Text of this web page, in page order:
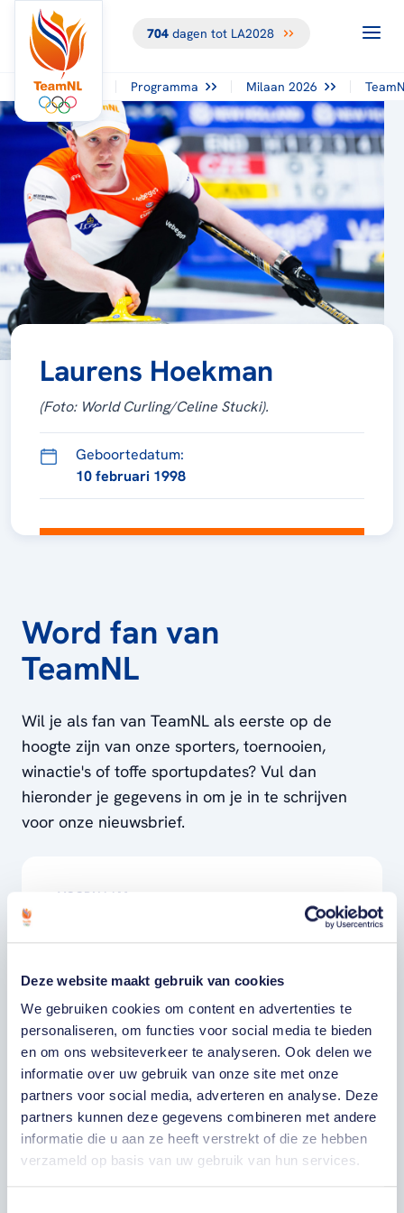
Deze website maakt gebruik van cookies
We gebruiken cookies om content en advertenties te
personaliseren, om functies voor social media te bieden
en om ons websiteverkeer te analyseren. Ook delen we
informatie over uw gebruik van onze site met onze
partners voor social media, adverteren en analyse. Deze
partners kunnen deze gegevens combineren met andere
informatie die u aan ze heeft verstrekt of die ze hebben
verzameld op basis van uw gebruik van hun services.
704dagen tot LA2028
Programma Milaan 2026
Laurens Hoekman
(Foto: World Curling/Celine Stucki).
Geboortedatum:
10 februari 1998
Word fan van
TeamNL
Wil je als fan van TeamNL als eerste op de
hoogte zijn van onze sporters, toernooien,
winactie's of toffe sportupdates? Vul dan
hieronder je gegevens in om je in te schrijven
voor onze nieuwsbrief.
VOORNAAM
E-MAILADRES
Ja, ik word fan van TeamNL en ontvang
graag gepersonaliseerd nieuws over
TeamNL, het TeamNL Huis, interviews, acties,
kortingen, voorrang op evenementen,
video’s en merchandise. Je kunt je op elk
moment uitschrijven. *